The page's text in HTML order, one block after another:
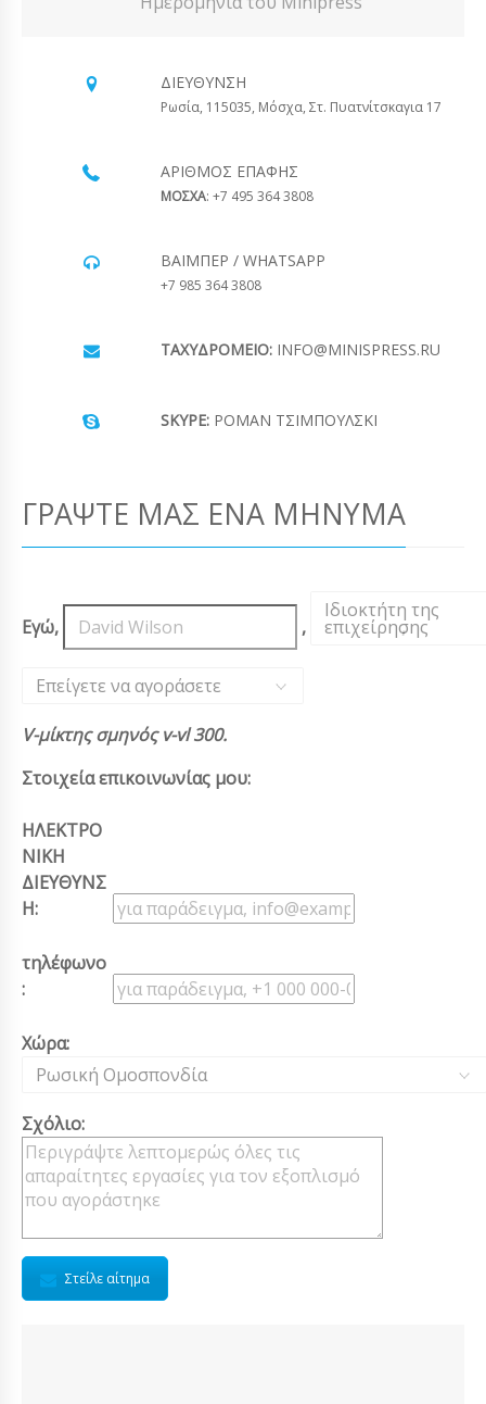
ΔΙΕΎΘΥΝΣΗ
Ρωσία, 115035, Μόσχα, Στ. Πυατνίτσκαγια 17
ΑΡΙΘΜΌΣ ΕΠΑΦΉΣ
ΜΟΣΧΑ: +7 495 364 3808
ΒΆΙΜΠΕΡ / WHATSAPP
+7 985 364 3808
ΤΑΧΥΔΡΟΜΕΊΟ: INFO@MINISPRESS.RU
SKYPE: ΡΟΜΆΝ ΤΣΙΜΠΟΎΛΣΚΙ
ΓΡΆΨΤΕ ΜΑΣ ΈΝΑ ΜΉΝΥΜΑ
Εγώ, ,
Ιδιοκτήτη της
επιχείρησης
,
Επείγετε να αγοράσετε
V-μίκτης σμηνός v-vl 300.
Στοιχεία επικοινωνίας μου:
ΗΛΕΚΤΡΟ
ΝΙΚΗ
ΔΙΕΥΘΥΝΣ
Η:
τηλέφωνο
:
Χώρα:
Ρωσική Ομοσπονδία
Σχόλιο:
Στείλε αίτημα